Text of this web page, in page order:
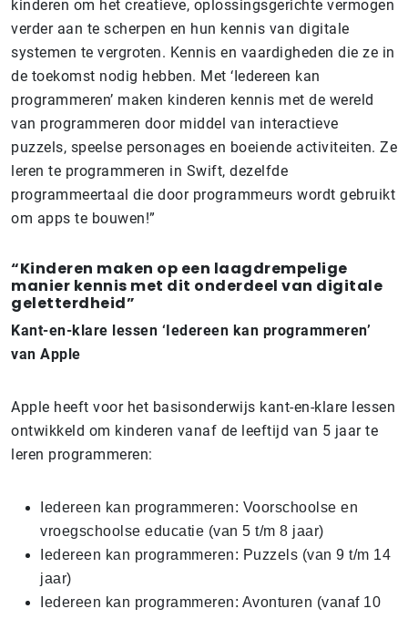
kinderen om het creatieve, oplossingsgerichte vermogen
verder aan te scherpen en hun kennis van digitale
systemen te vergroten. Kennis en vaardigheden die ze in
de toekomst nodig hebben. Met ‘Iedereen kan
programmeren’ maken kinderen kennis met de wereld
van programmeren door middel van interactieve
puzzels, speelse personages en boeiende activiteiten. Ze
leren te programmeren in Swift, dezelfde
programmeertaal die door programmeurs wordt gebruikt
om apps te bouwen!”
“Kinderen maken op een laagdrempelige
manier kennis met dit onderdeel van digitale
geletterdheid”
Kant-en-klare lessen ‘Iedereen kan programmeren’
van Apple
Apple heeft voor het basisonderwijs kant-en-klare lessen
ontwikkeld om kinderen vanaf de leeftijd van 5 jaar te
leren programmeren:
Iedereen kan programmeren: Voorschoolse en
vroegschoolse educatie (van 5 t/m 8 jaar)
Iedereen kan programmeren: Puzzels (van 9 t/m 14
jaar)
Iedereen kan programmeren: Avonturen (vanaf 10